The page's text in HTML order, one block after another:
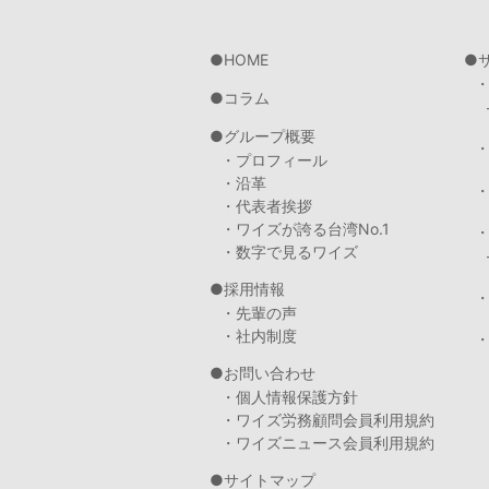
HOME
コラム
グループ概要
・プロフィール
・沿革
・代表者挨拶
・ワイズが誇る台湾No.1
・数字で見るワイズ
採用情報
・先輩の声
・社内制度
お問い合わせ
・個人情報保護方針
・ワイズ労務顧問会員利用規約
・ワイズニュース会員利用規約
サイトマップ